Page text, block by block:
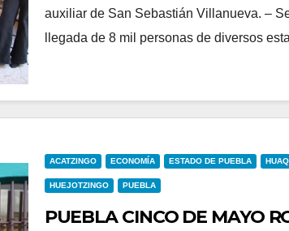
auxiliar de San Sebastián Villanueva. –
llegada de 8 mil personas de diversos
ACATZINGO ECONOMÍA ESTADO DE PUEBLA
HUEJOTZINGO PUEBLA
PUEBLA CINCO DE MAYO